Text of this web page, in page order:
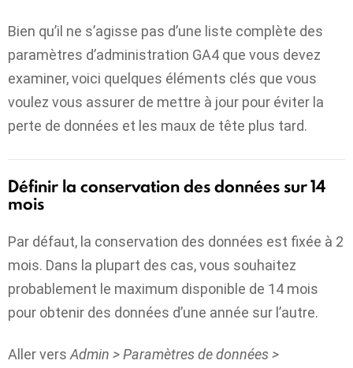
Bien qu’il ne s’agisse pas d’une liste complète des
paramètres d’administration GA4 que vous devez
examiner, voici quelques éléments clés que vous
voulez vous assurer de mettre à jour pour éviter la
perte de données et les maux de tête plus tard.
Définir la conservation des données sur 14
mois
Par défaut, la conservation des données est fixée à 2
mois. Dans la plupart des cas, vous souhaitez
probablement le maximum disponible de 14 mois
pour obtenir des données d’une année sur l’autre.
Aller vers Admin > Paramètres de données >